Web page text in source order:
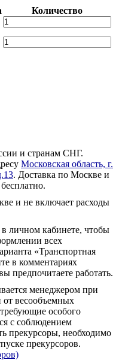
Количество
и странам СНГ.
Московская область, г.
. Доставка по Москве и
и не включает расходы
личном кабинете, чтобы
всех
«Транспортная
в комментариях
предпочитаете работать.
менеджером при
от весообъемных
особого
с соблюдением
прекурсоры, необходимо
прекурсоров.